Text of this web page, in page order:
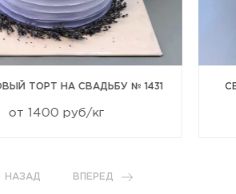
ТОРТ НА СВАДЬБУ № 1431
от 1400 руб/кг
НАЗАД ВПЕРЕД